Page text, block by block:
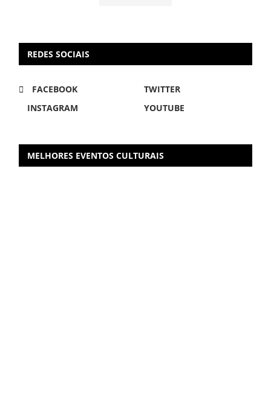
REDES SOCIAIS
FACEBOOK
TWITTER
INSTAGRAM
YOUTUBE
MELHORES EVENTOS CULTURAIS